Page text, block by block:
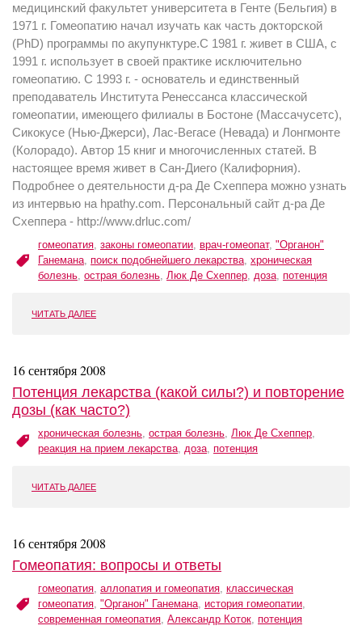
медицинский факультет университета в Генте (Бельгия) в
1971 г. Гомеопатию начал изучать как часть докторской
(PhD) программы по акупунктуре.С 1981 г. живет в США, с
1991 г. использует в своей практике исключительно
гомеопатию. С 1993 г. - основатель и единственный
преподаватель Института Ренессанса классической
гомеопатии, имеющего филиалы в Бостоне (Массачусетс),
Сикокусе (Нью-Джерси), Лас-Вегасе (Невада) и Лонгмонте
(Колорадо). Автор 15 книг и многочисленных статей. В
настоящее время живет в Сан-Диего (Калифорния).
Подробнее о деятельности д-ра Де Схеппера можно узнать
из интервью на hpathy.com. Персональный сайт д-ра Де
Схеппера - http://www.drluc.com/
гомеопатия, законы гомеопатии, врач-гомеопат, "Органон"
Ганемана, поиск подобнейшего лекарства, хроническая
болезнь, острая болезнь, Люк Де Схеппер, доза, потенция
ЧИТАТЬ ДАЛЕЕ
16 сентября 2008
Потенция лекарства (какой силы?) и повторение
дозы (как часто?)
хроническая болезнь, острая болезнь, Люк Де Схеппер,
реакция на прием лекарства, доза, потенция
ЧИТАТЬ ДАЛЕЕ
16 сентября 2008
Гомеопатия: вопросы и ответы
гомеопатия, аллопатия и гомеопатия, классическая
гомеопатия, "Органон" Ганемана, история гомеопатии,
современная гомеопатия, Александр Коток, потенция